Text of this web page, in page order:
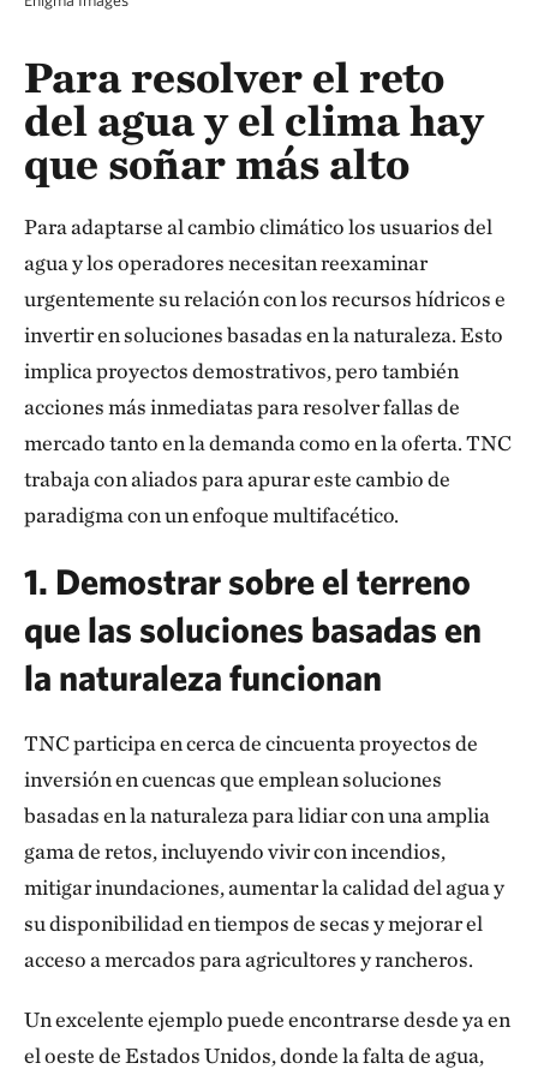
Para resolver el reto
del agua y el clima hay
que soñar más alto
Para adaptarse al cambio climático los usuarios del
agua y los operadores necesitan reexaminar
urgentemente su relación con los recursos hídricos e
invertir en soluciones basadas en la naturaleza. Esto
implica proyectos demostrativos, pero también
acciones más inmediatas para resolver fallas de
mercado tanto en la demanda como en la oferta. TNC
trabaja con aliados para apurar este cambio de
paradigma con un enfoque multifacético.
1. Demostrar sobre el terreno
que las soluciones basadas en
la naturaleza funcionan
TNC participa en cerca de cincuenta proyectos de
inversión en cuencas que emplean soluciones
basadas en la naturaleza para lidiar con una amplia
gama de retos, incluyendo vivir con incendios,
mitigar inundaciones, aumentar la calidad del agua y
su disponibilidad en tiempos de secas y mejorar el
acceso a mercados para agricultores y rancheros.
Un excelente ejemplo puede encontrarse desde ya en
el oeste de Estados Unidos, donde la falta de agua,